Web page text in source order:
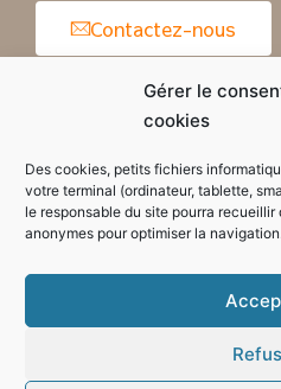
Gérer le
cookies
Des cookies, petits fichiers
votre terminal (ordinateur, tablette,
le responsable du site pourra
anonymes pour optimiser la
Contactez-nous
Horaires